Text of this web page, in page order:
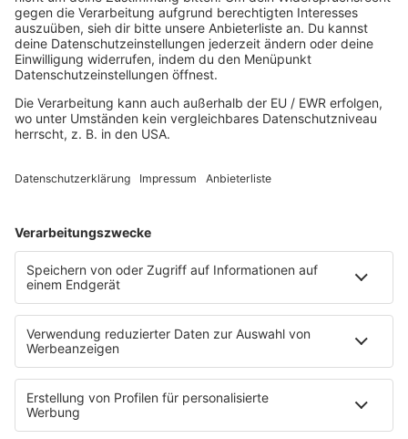
HOME
MUSIK
Playlist
Streams
Rocknews
Band-Alphabet
Rockfakten
Rockquiz
Videos
PROGRAMM
Sendungen
Moderatoren
Podcasts
Hells Bells
Musikwunsch